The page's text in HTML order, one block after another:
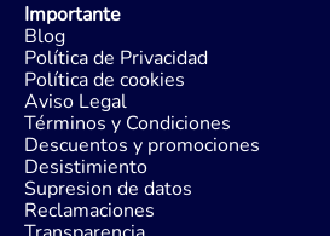
Importante
Blog
Política de Privacidad
Política de cookies
Aviso Legal
Términos y Condiciones
Descuentos y promociones
Desistimiento
Supresion de datos
Reclamaciones